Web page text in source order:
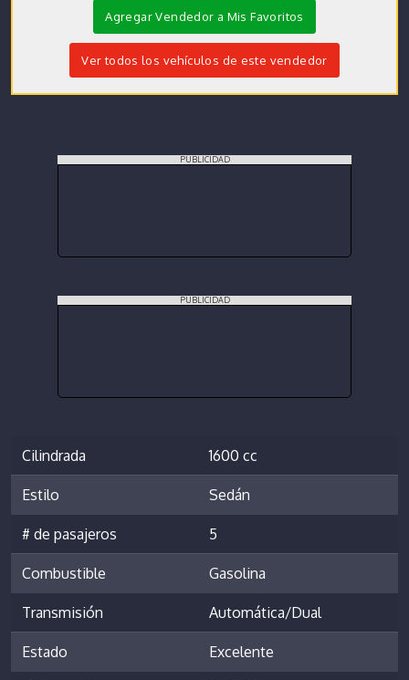
Agregar Vendedor a Mis Favoritos
Ver todos los vehículos de este vendedor
PUBLICIDAD
PUBLICIDAD
Cilindrada 1600 cc
Estilo Sedán
# de pasajeros 5
Combustible Gasolina
Transmisión Automática/Dual
Estado Excelente